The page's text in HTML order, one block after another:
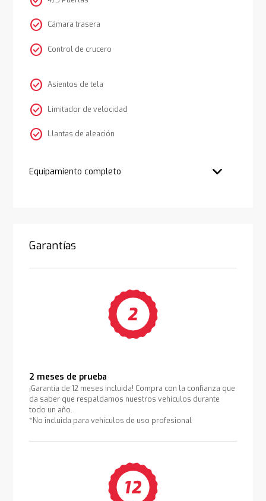
check_circle Cámara trasera
check_circle Control de crucero
check_circle Asientos de tela
check_circle Limitador de velocidad
check_circle Llantas de aleación
Equipamiento completo
Garantías
2 meses de prueba
¡Garantía de 12 meses incluida! Compra con la confianza que
da saber que respaldamos nuestros vehículos durante
todo un año.
*No incluida para vehículos de uso profesional